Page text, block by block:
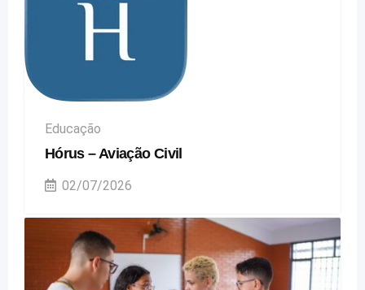
Educação
Hórus – Aviação Civil
02/07/2026